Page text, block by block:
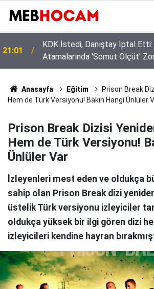
19:02
MEB'de 60 Bin Kişilik Dev
ve Temizlik Personeli Alınıyor!
Anasayfa Eğitim
Prison Break
Hem de Türk Versiyonu! Bakın Hangi Ünlüler
Prison Break Dizisi
Hem de Türk Versiyonu!
Ünlüler Var
İzleyenleri mest eden ve oldukça
sahip olan Prison Break dizi
üstelik Türk versiyonu izleyiciler
oldukça yüksek bir ilgi gören dizi
izleyicileri kendine hayran